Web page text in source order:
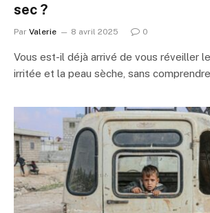
sec ?
Par Valerie 8 avril 2025 0
Vous est-il déjà arrivé de vous réveiller
irritée et la peau sèche, sans